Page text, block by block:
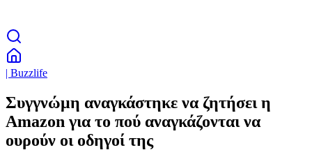
| Buzzlife
Συγγνώμη αναγκάστηκε να ζητήσει η
Amazon για το πού αναγκάζονται να
ουρούν οι οδηγοί της